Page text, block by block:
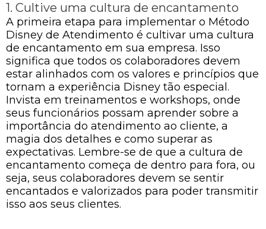
1. Cultive uma cultura de encantamento
A primeira etapa para implementar o Método
Disney de Atendimento é cultivar uma cultura
de encantamento em sua empresa. Isso
significa que todos os colaboradores devem
estar alinhados com os valores e princípios que
tornam a experiência Disney tão especial.
Invista em treinamentos e workshops, onde
seus funcionários possam aprender sobre a
importância do atendimento ao cliente, a
magia dos detalhes e como superar as
expectativas. Lembre-se de que a cultura de
encantamento começa de dentro para fora, ou
seja, seus colaboradores devem se sentir
encantados e valorizados para poder transmitir
isso aos seus clientes.